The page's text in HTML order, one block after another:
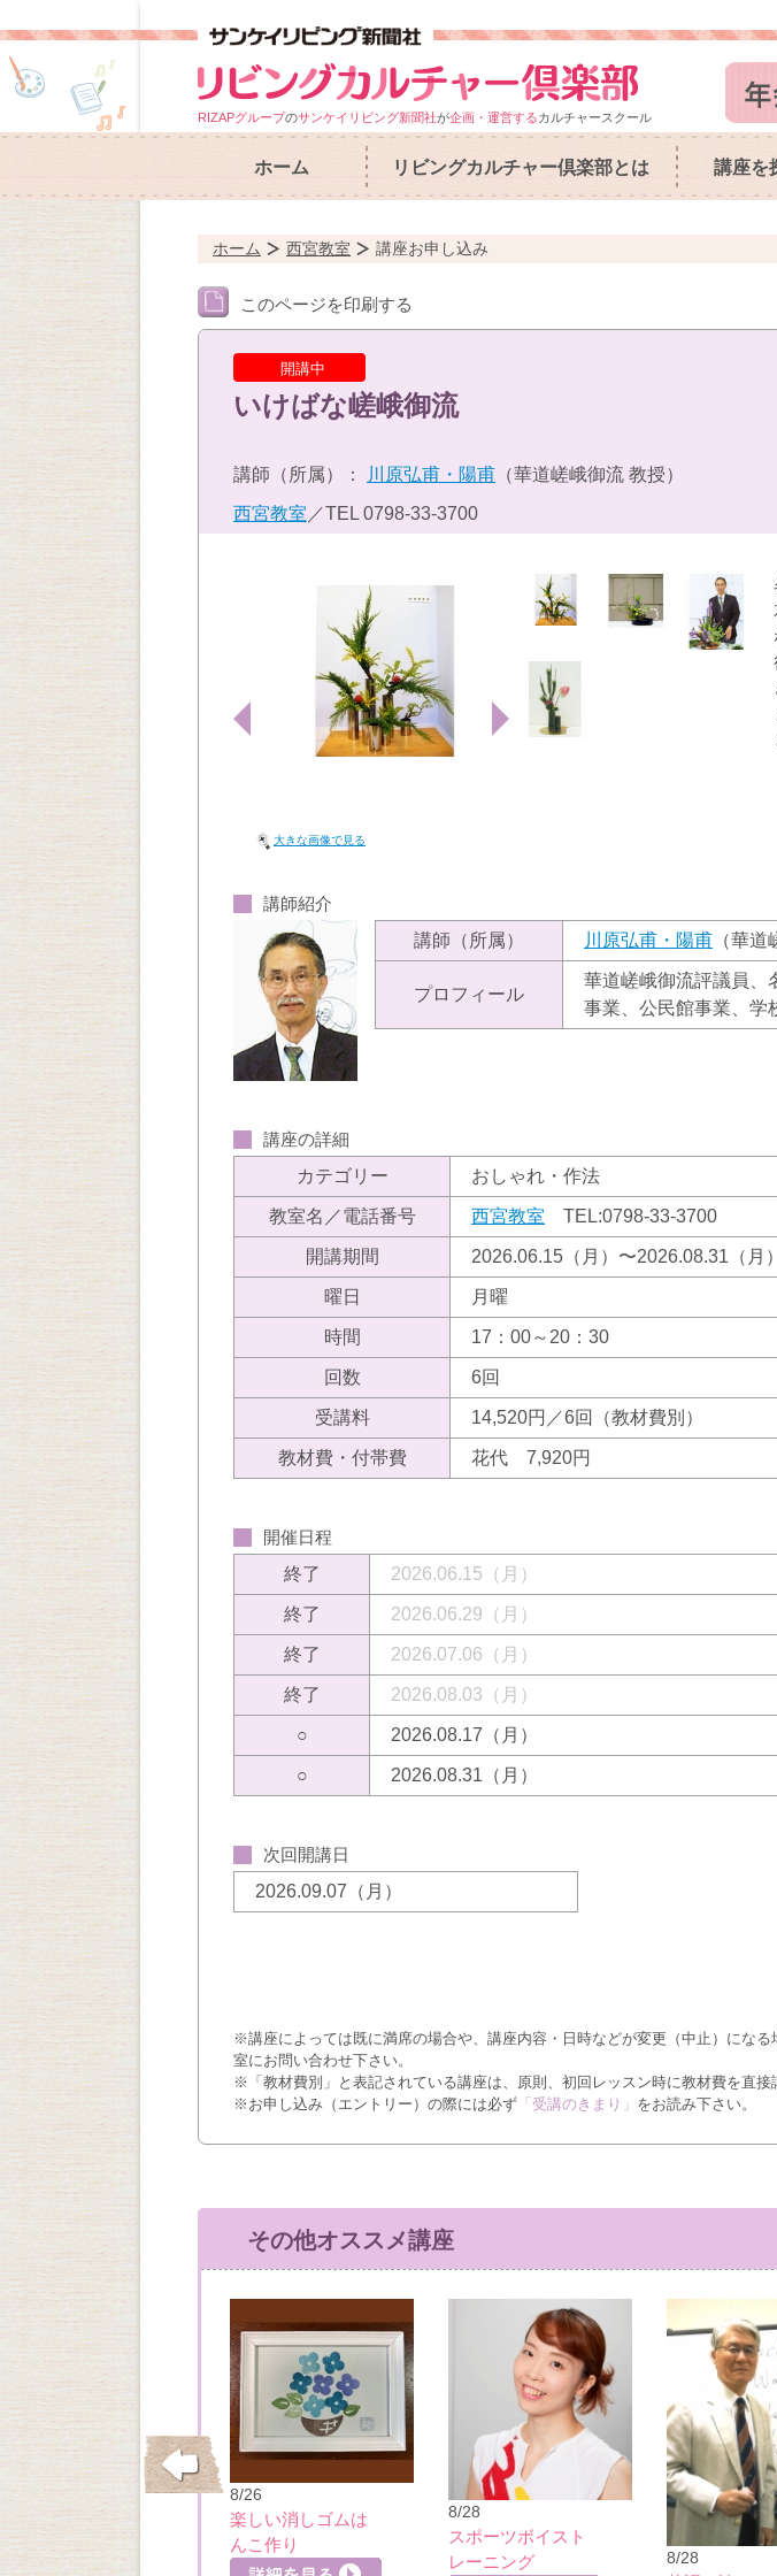
RIZAPグループのサンケイリビング新聞社が企画・運営するカルチャースクール
ホーム リビングカルチャー倶楽部とは 講座を
ホーム 西宮教室 講座お申し込み
このページを印刷する
開講中
いけばな嵯峨御流
講師（所属）： 川原弘甫・陽甫 （華道嵯峨御流 教授）
西宮教室 ／TEL 0798-33-3700
大きな画像で見る
講師紹介
講師（所属）
川原弘甫・陽甫 （華道
プロフィール
華道嵯峨御流評議員、
事業、公民館事業、学
講座の詳細
カテゴリー
おしゃれ・作法
教室名／電話番号 西宮教室 TEL:0798-33-3700
開講期間 2026.06.15（月）〜2026.08.31（月）
曜日 月曜
時間 17：00～20：30
回数 6回
受講料 14,520円／6回（教材費別）
教材費・付帯費 花代 7,920円
開催日程
終了
2026.06.15（月）
終了 2026.06.29（月）
終了 2026.07.06（月）
終了 2026.08.03（月）
○ 2026.08.17（月）
○ 2026.08.31（月）
次回開講日
2026.09.07（月）
※講座によっては既に満席の場合や、講座内容・日時などが変更（中止）にな
室にお問い合わせ下さい。
※「教材費別」と表記されている講座は、原則、初回レッスン時に教材費を直接
※お申し込み（エントリー）の際には必ず 「受講のきまり」 をお読み下さい。
その他オススメ講座
10/5
季節を愉しむ 大人
の筆ペン
8/26
楽しい消しゴムは
んこ作り
8/28
スポーツボイスト
レーニング
8/28